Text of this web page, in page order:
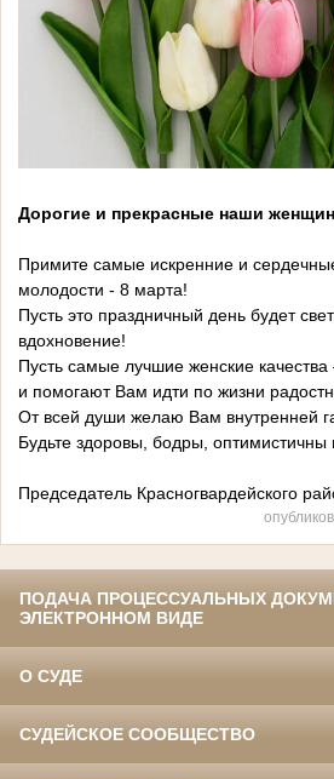
Дорогие и прекрасные наши
Примите сaмые искренние и
молодости - 8 марта!
Пусть это праздничный день будет
вдохновение!
Пусть самые лучшие женские качества
и помогают Вам идти по жизни
От всей души желаю Вам внутренней
Будьте здоровы, бодры,
Председатель
ПОДАЧА ПРОЦЕССУАЛЬНЫХ
ЭЛЕКТРОННОМ ВИДЕ
О СУДЕ
СУДЕЙСКОЕ СООБЩЕСТВО